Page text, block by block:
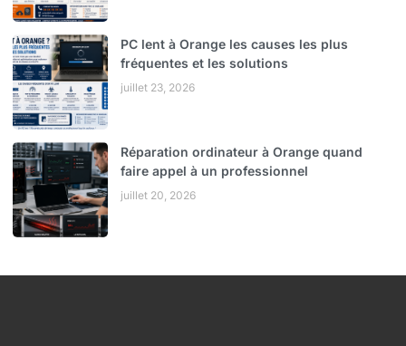
PC lent à Orange les causes les plus
fréquentes et les solutions
juillet 23, 2026
Réparation ordinateur à Orange quand
faire appel à un professionnel
juillet 20, 2026